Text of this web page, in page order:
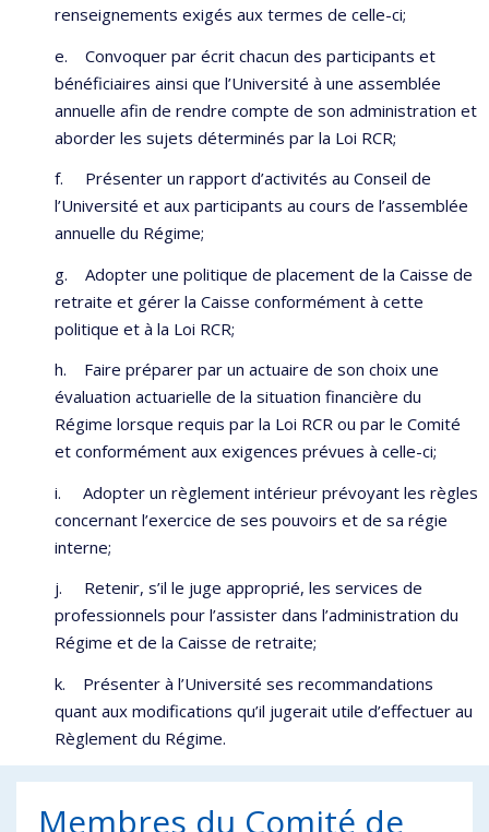
renseignements exigés aux termes de celle-ci;
e. Convoquer par écrit chacun des participants et
bénéficiaires ainsi que l’Université à une assemblée
annuelle afin de rendre compte de son administration et
aborder les sujets déterminés par la Loi RCR;
f. Présenter un rapport d’activités au Conseil de
l’Université et aux participants au cours de l’assemblée
annuelle du Régime;
g. Adopter une politique de placement de la Caisse de
retraite et gérer la Caisse conformément à cette
politique et à la Loi RCR;
h. Faire préparer par un actuaire de son choix une
évaluation actuarielle de la situation financière du
Régime lorsque requis par la Loi RCR ou par le Comité
et conformément aux exigences prévues à celle-ci;
i. Adopter un règlement intérieur prévoyant les règles
concernant l’exercice de ses pouvoirs et de sa régie
interne;
j. Retenir, s’il le juge approprié, les services de
professionnels pour l’assister dans l’administration du
Régime et de la Caisse de retraite;
k. Présenter à l’Université ses recommandations
quant aux modifications qu’il jugerait utile d’effectuer au
Règlement du Régime.
Membres du Comité de